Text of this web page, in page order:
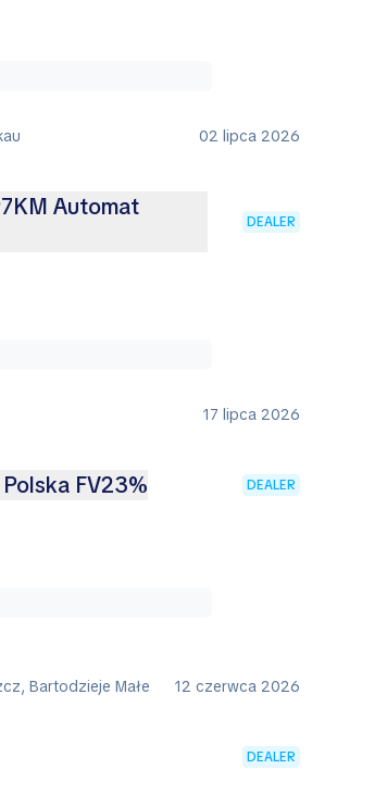
02 lipca 2026
Automat
DEALER
17 lipca 2026
FV23% DEALER
Bartodzieje Małe
12 czerwca 2026
DEALER